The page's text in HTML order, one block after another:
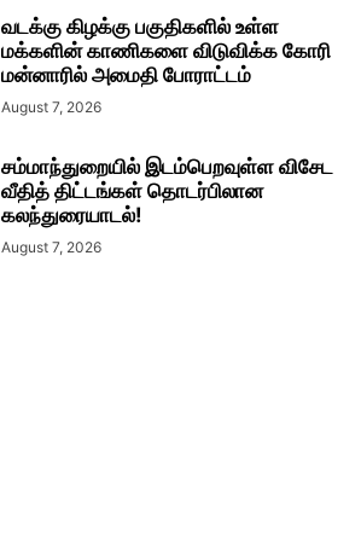
வடக்கு கிழக்கு பகுதிகளில் உள்ள
மக்களின் காணிகளை விடுவிக்க கோரி
மன்னாரில் அமைதி போராட்டம்
August 7, 2026
சம்மாந்துறையில் இடம்பெறவுள்ள விசேட
வீதித் திட்டங்கள் தொடர்பிலான
கலந்துரையாடல்!
August 7, 2026